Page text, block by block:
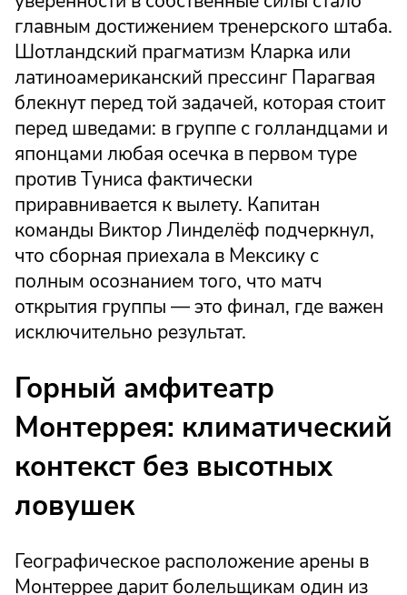
главным достижением тренерского штаба.
Шотландский прагматизм Кларка или
латиноамериканский прессинг Парагвая
блекнут перед той задачей, которая стоит
перед шведами: в группе с голландцами и
японцами любая осечка в первом туре
против Туниса фактически
приравнивается к вылету. Капитан
команды Виктор Линделёф подчеркнул,
что сборная приехала в Мексику с
полным осознанием того, что матч
открытия группы — это финал, где важен
исключительно результат.
Горный амфитеатр
Монтеррея: климатический
контекст без высотных
ловушек
Географическое расположение арены в
Монтеррее дарит болельщикам один из